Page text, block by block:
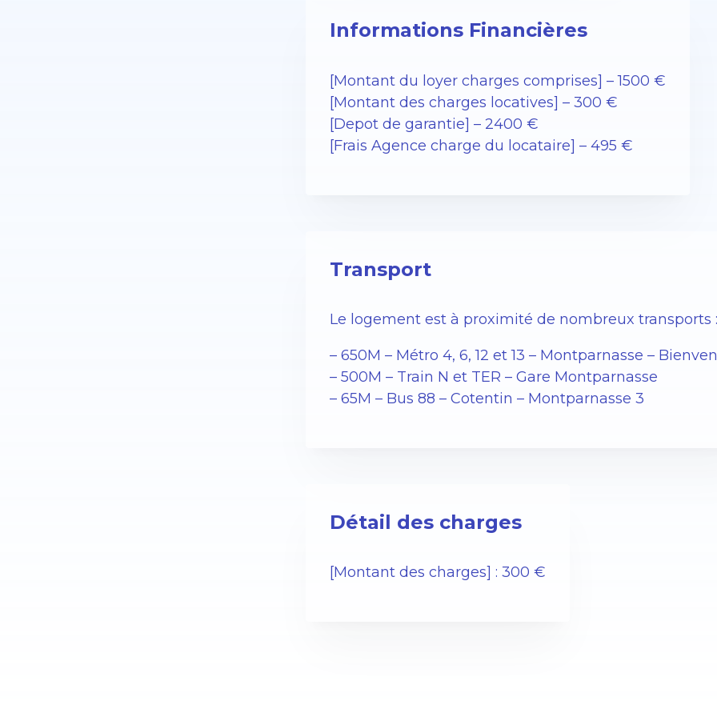
Informations Financières
[Montant du loyer charges comprises] – 1500 €
[Montant des charges locatives] – 300 €
[Depot de garantie] – 2400 €
[Frais Agence charge du locataire] – 495 €
Transport
Le logement est à proximité de nombreux transports :
– 650M – Métro 4, 6, 12 et 13 – Montparnasse –
– 500M – Train N et TER – Gare Montparnasse
– 65M – Bus 88 – Cotentin – Montparnasse 3
Détail des charges
[Montant des charges] : 300 €